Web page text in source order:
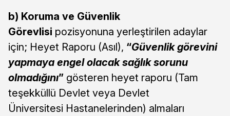
b) Koruma ve Güvenlik
Görevlisi pozisyonuna yerleştirilen adaylar
için; Heyet Raporu (Asıl), “Güvenlik görevini
yapmaya engel olacak sağlık sorunu
olmadığını” gösteren heyet raporu (Tam
teşekküllü Devlet veya Devlet
Üniversitesi Hastanelerinden) almaları